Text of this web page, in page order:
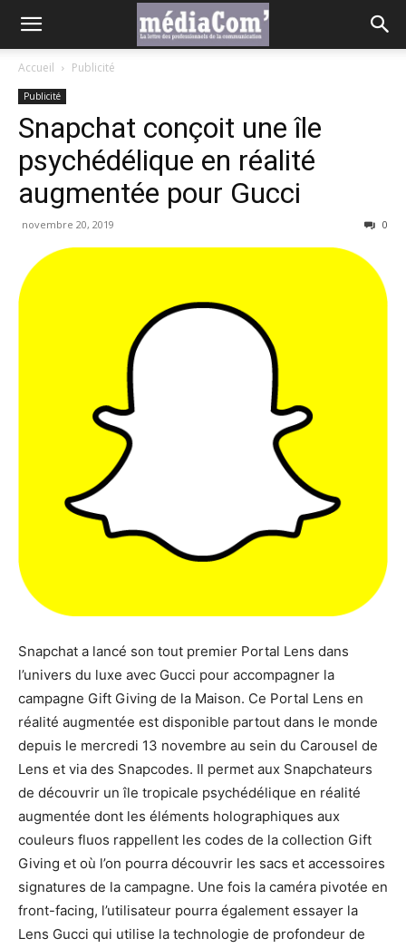
Accueil Publicité
Publicité
Snapchat conçoit une île
psychédélique en réalité
augmentée pour Gucci
novembre 20, 2019 0
Snapchat a lancé son tout premier Portal Lens dans
l’univers du luxe avec Gucci pour accompagner la
campagne Gift Giving de la Maison. Ce Portal Lens en
réalité augmentée est disponible partout dans le monde
depuis le mercredi 13 novembre au sein du Carousel de
Lens et via des Snapcodes. Il permet aux Snapchateurs
de découvrir un île tropicale psychédélique en réalité
augmentée dont les éléments holographiques aux
couleurs fluos rappellent les codes de la collection Gift
Giving et où l’on pourra découvrir les sacs et accessoires
signatures de la campagne. Une fois la caméra pivotée en
front-facing, l’utilisateur pourra également essayer la
Lens Gucci qui utilise la technologie de profondeur de